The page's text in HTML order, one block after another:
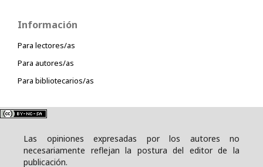
Información
Para lectores/as
Para autores/as
Para bibliotecarios/as
Las opiniones expresadas por los autores no
necesariamente reflejan la postura del editor de la
publicación.